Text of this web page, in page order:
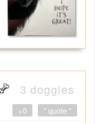
3 doggies
" quote "
+0